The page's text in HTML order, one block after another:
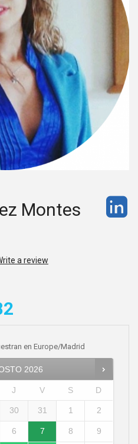
Montes
a review
en Europe/Madrid
2026
J V S D
30 31 1 2
6 7 8 9